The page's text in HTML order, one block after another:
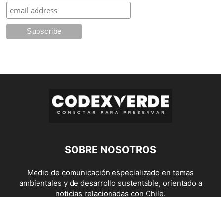
SOBRE NOSOTROS
Medio de comunicación especializado en temas
ambientales y de desarrollo sustentable, orientado a
noticias relacionadas con Chile.